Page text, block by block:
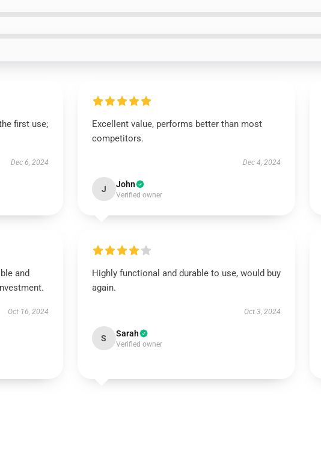
first use;
Dec 6, 2024
Excellent value, performs better than most
competitors.
Dec 4, 2024
J John
Verified owner
and
Oct 16, 2024
Highly functional and durable to use, would buy
again.
Oct 3, 2024
S Sarah
Verified owner